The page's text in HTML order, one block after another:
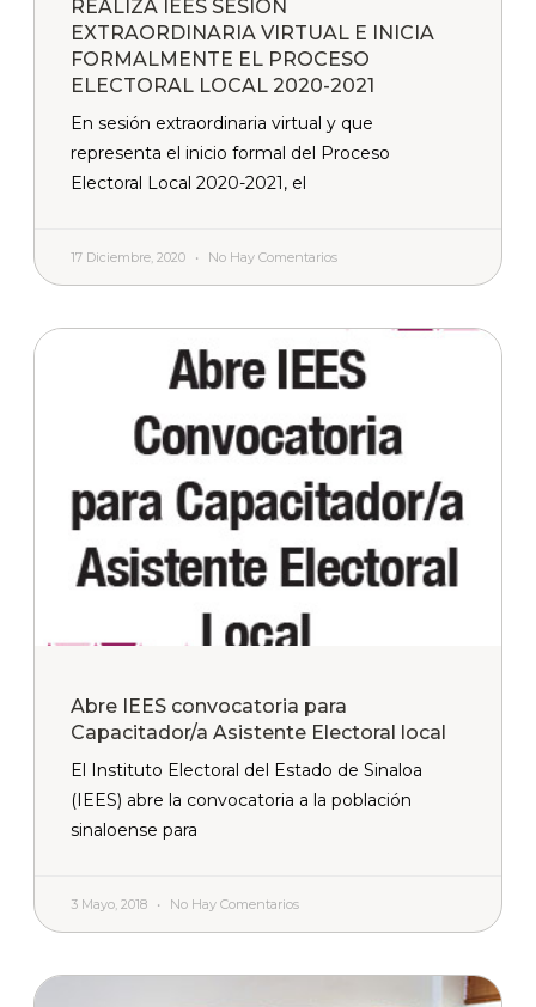
REALIZA IEES SESIÓN
EXTRAORDINARIA VIRTUAL E INICIA
FORMALMENTE EL PROCESO
ELECTORAL LOCAL 2020-2021
En sesión extraordinaria virtual y que
representa el inicio formal del Proceso
Electoral Local 2020-2021, el
17 Diciembre, 2020 No Hay Comentarios
Abre IEES convocatoria para
Capacitador/a Asistente Electoral local
El Instituto Electoral del Estado de Sinaloa
(IEES) abre la convocatoria a la población
sinaloense para
3 Mayo, 2018 No Hay Comentarios